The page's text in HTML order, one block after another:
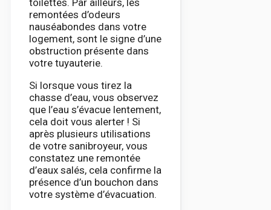
toilettes. Par ailleurs, les
remontées d’odeurs
nauséabondes dans votre
logement, sont le signe d’une
obstruction présente dans
votre tuyauterie.
Si lorsque vous tirez la
chasse d’eau, vous observez
que l’eau s’évacue lentement,
cela doit vous alerter ! Si
après plusieurs utilisations
de votre sanibroyeur, vous
constatez une remontée
d’eaux salés, cela confirme la
présence d’un bouchon dans
votre système d’évacuation.